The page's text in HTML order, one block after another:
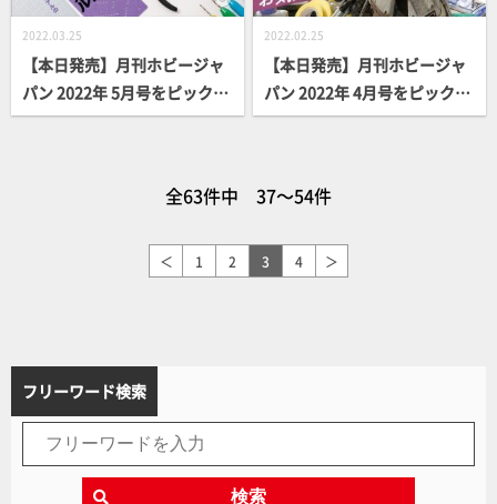
2022.03.25
【本日発売】月刊ホビージャ
パン 2022年 5月号をピックア
ップ！
2022.02.25
【本日発売】月刊ホビージャ
パン 2022年 4月号をピックア
ップ！
全63件中 37～54件
＜ 1 2 3 4 ＞
フリーワード検索
検索